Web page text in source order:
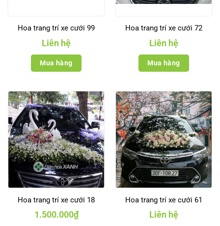
Hoa trang trí xe cưới 99
Liên hệ
Mua hàng
Hoa trang trí xe cưới 72
Liên hệ
Mua hàng
Hoa trang trí xe cưới 18
1.500.000₫
Hoa trang trí xe cưới 61
Liên hệ